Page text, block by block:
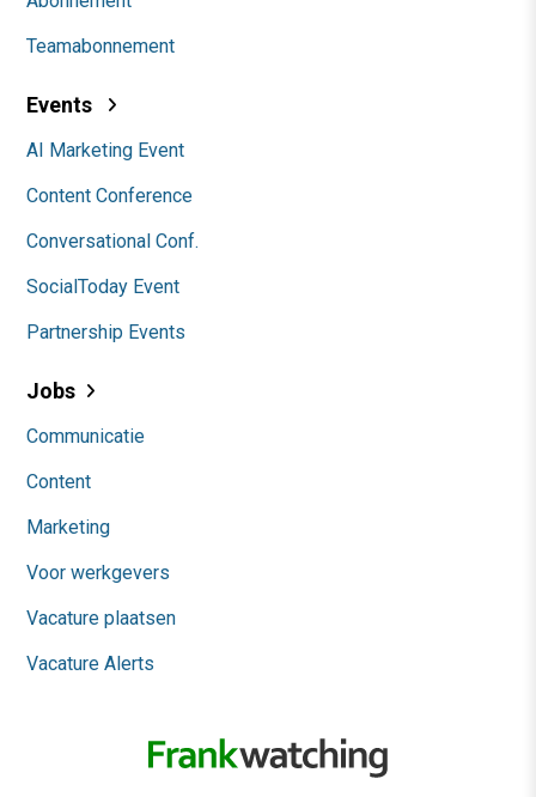
Teamabonnement
Events
AI Marketing Event
Content Conference
Conversational Conf.
SocialToday Event
Partnership Events
Jobs
Communicatie
Content
Marketing
Voor werkgevers
Vacature plaatsen
Vacature Alerts